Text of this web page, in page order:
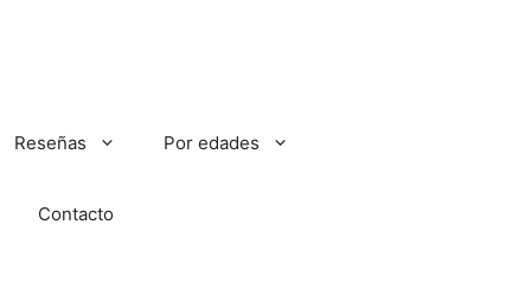
Reseñas Por edades
Contacto